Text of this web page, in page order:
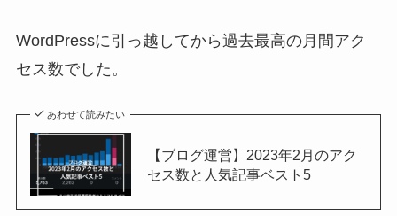
WordPressに引っ越してから過去最高の月間アク
セス数でした。
あわせて読みたい
【ブログ運営】2023年2月のアク
セス数と人気記事ベスト5